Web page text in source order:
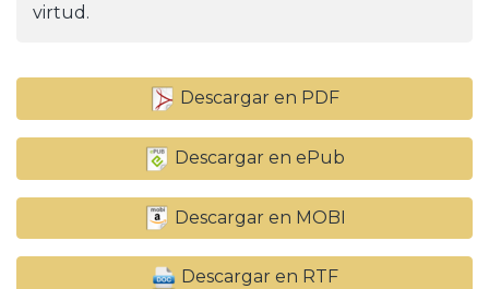
virtud.
Descargar en PDF
Descargar en ePub
Descargar en MOBI
Descargar en RTF